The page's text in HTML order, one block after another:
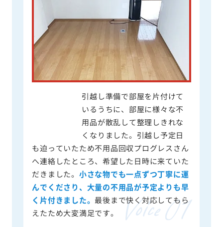
引越し準備で部屋を片付けて
いるうちに、部屋に様々な不
用品が散乱して整理しきれな
くなりました。引越し予定日
も迫っていたため不用品回収プログレスさん
へ連絡したところ、希望した日時に来ていた
だきました。 小さな物でも一点ずつ丁寧に運
んでくださり、大量の不用品が予定よりも早
く片付きました。 最後まで快く対応してもら
えたため大変満足です。